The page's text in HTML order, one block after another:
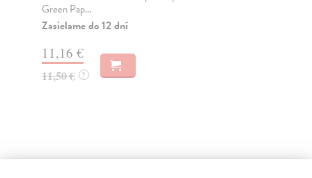
Green Pap...
Zasielame do 12 dní
11,16 €
11,50 € ?